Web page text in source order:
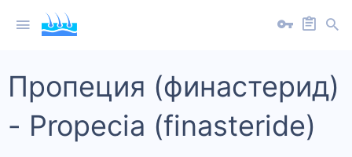
Пропеция (финастерид)
- Propecia (finasteride)